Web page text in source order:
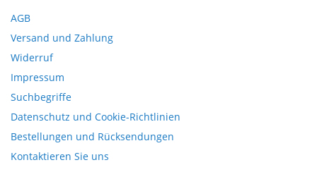
AGB
Versand und Zahlung
Widerruf
Impressum
Suchbegriffe
Datenschutz und Cookie-Richtlinien
Bestellungen und Rücksendungen
Kontaktieren Sie uns